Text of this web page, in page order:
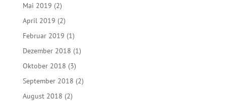
Mai 2019 (2)
April 2019 (2)
Februar 2019 (1)
Dezember 2018 (1)
Oktober 2018 (3)
September 2018 (2)
August 2018 (2)